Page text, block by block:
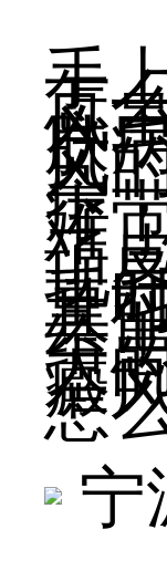
手
怎
风
肤
风
杂
疗
难
了
现
重
其
给
大
癜
怎